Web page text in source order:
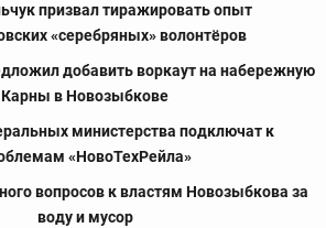
призвал тиражировать опыт
«серебряных» волонтёров
добавить воркаут на набережную
Карны в Новозыбкове
министерства подключат к
«НовоТехРейла»
вопросов к властям Новозыбкова за
воду и мусор